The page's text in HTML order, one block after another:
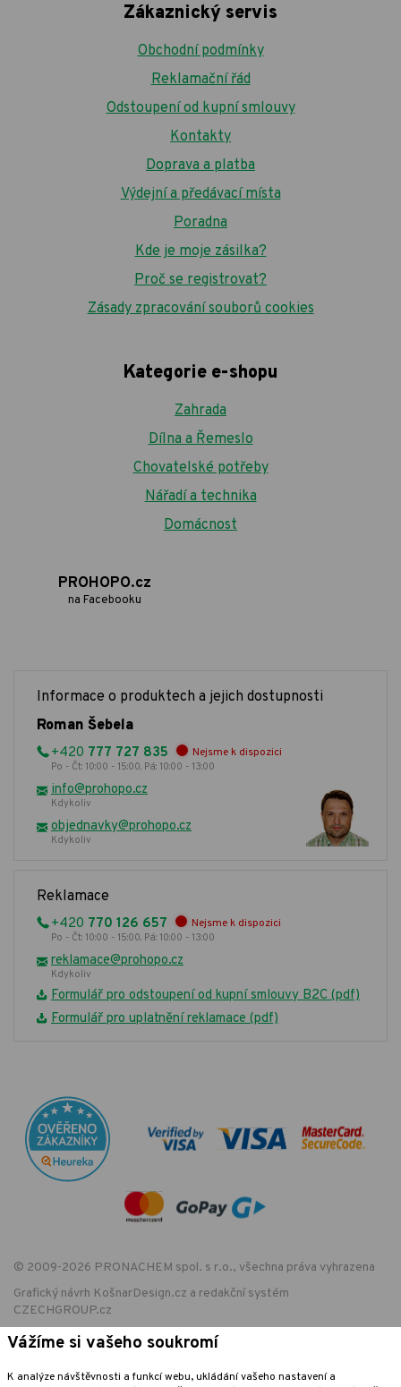
Zákaznický servis
Obchodní podmínky
Reklamační řád
Odstoupení od kupní smlouvy
Kontakty
Doprava a platba
Výdejní a předávací místa
Poradna
Kde je moje zásilka?
Proč se registrovat?
Zásady zpracování souborů cookies
Kategorie e-shopu
Zahrada
Dílna a Řemeslo
Chovatelské potřeby
Nářadí a technika
Domácnost
PROHOPO.cz
na Facebooku
Informace o produktech a jejich dostupnosti
Roman Šebela
+420 777 727 835 Nejsme k dispozici
Po - Čt: 10:00 - 15:00, Pá: 10:00 - 13:00
info@prohopo.cz
Kdykoliv
objednavky@prohopo.cz
Kdykoliv
Reklamace
+420 770 126 657 Nejsme k dispozici
Po - Čt: 10:00 - 15:00, Pá: 10:00 - 13:00
reklamace@prohopo.cz
Kdykoliv
Formulář pro odstoupení od kupní smlouvy B2C (pdf)
Formulář pro uplatnění reklamace (pdf)
© 2009-2026 PRONACHEM spol. s r.o., všechna práva vyhrazena
Grafický návrh KošnarDesign.cz a redakční systém
CZECHGROUP.cz
EET - označení provozovny:
Vážíme si vašeho soukromí
K analýze návštěvnosti a funkcí webu, ukládání vašeho nastavení a